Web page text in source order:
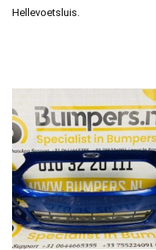
Hellevoetsluis.